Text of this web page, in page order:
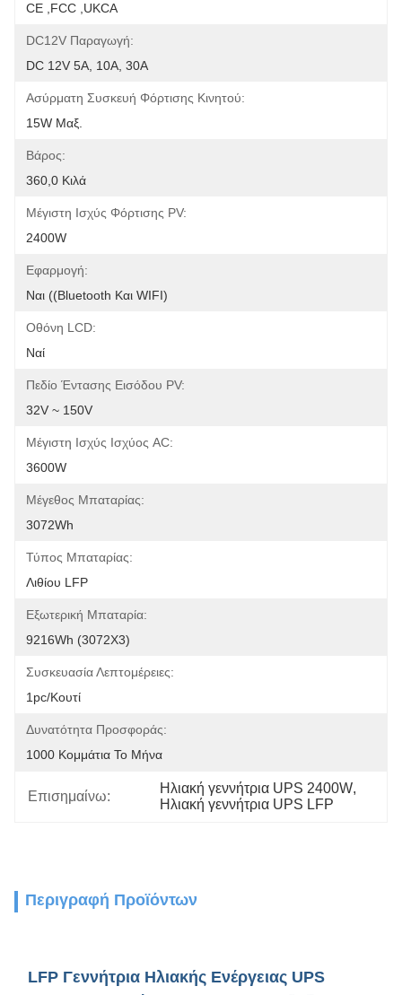
CE ,FCC ,UKCA
DC12V Παραγωγή:
DC 12V 5A, 10A, 30A
Ασύρματη Συσκευή Φόρτισης Κινητού:
15W Μαξ.
Βάρος:
360,0 Κιλά
Μέγιστη Ισχύς Φόρτισης PV:
2400W
Εφαρμογή:
Ναι ((Bluetooth Και WIFI)
Οθόνη LCD:
Ναί
Πεδίο Έντασης Εισόδου PV:
32V ~ 150V
Μέγιστη Ισχύς Ισχύος AC:
3600W
Μέγεθος Μπαταρίας:
3072Wh
Τύπος Μπαταρίας:
Λιθίου LFP
Εξωτερική Μπαταρία:
9216Wh (3072X3)
Συσκευασία Λεπτομέρειες:
1pc/κουτί
Δυνατότητα Προσφοράς:
1000 Κομμάτια Το Μήνα
Επισημαίνω:
Ηλιακή γεννήτρια UPS 2400W,
Ηλιακή γεννήτρια UPS LFP
Περιγραφή Προϊόντων
LFP Γεννήτρια Ηλιακής Ενέργειας UPS